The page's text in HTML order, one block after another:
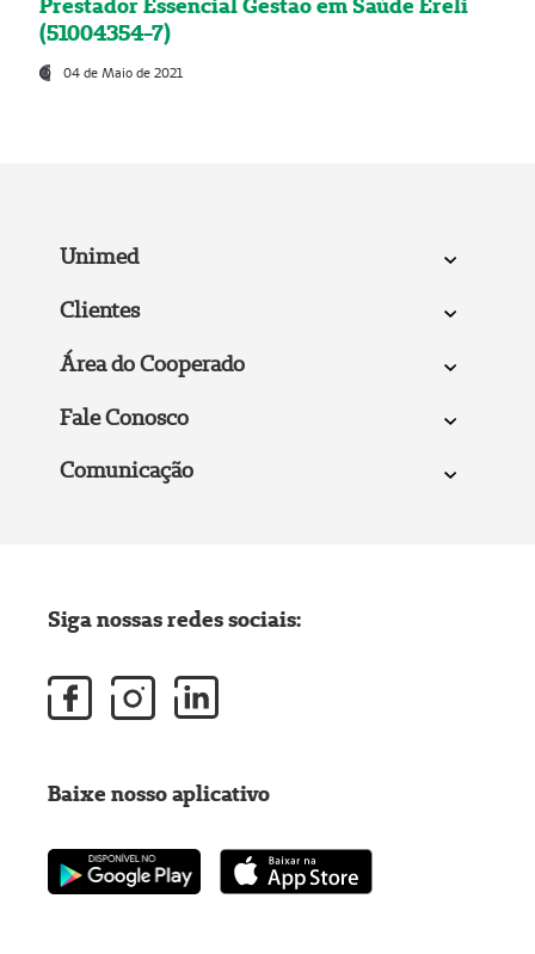
(51004354-7)
04 de Maio de 2021
Unimed
Clientes
Área do Cooperado
Fale Conosco
Comunicação
Siga nossas redes sociais:
Baixe nosso aplicativo